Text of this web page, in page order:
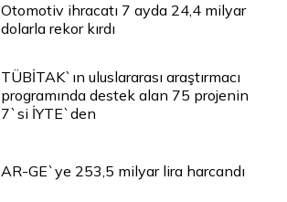
Otomotiv ihracatı 7 ayda 24,4 milyar
dolarla rekor kırdı
TÜBİTAK`ın uluslararası araştırmacı
programında destek alan 75 projenin
7`si İYTE`den
AR-GE`ye 253,5 milyar lira harcandı